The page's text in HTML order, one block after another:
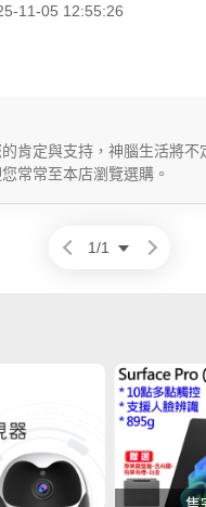
11-05 12:55:26
肯定與支持，神腦生活將不
常常至本店瀏覽選購。
1/1